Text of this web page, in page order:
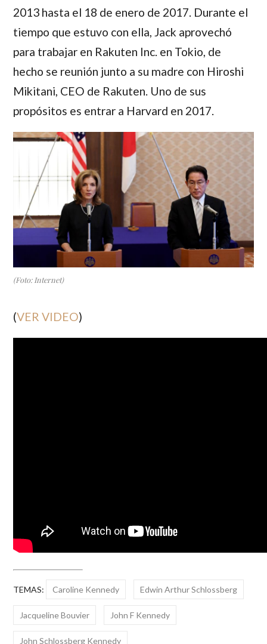
2013 hasta el 18 de enero de 2017. Durante el
tiempo que estuvo con ella, Jack aprovechó
para trabajar en Rakuten Inc. en Tokio, de
hecho se reunión junto a su madre con Hiroshi
Mikitani, CEO de Rakuten. Uno de sus
propósitos es entrar a Harvard en 2017.
(Foto: Internet)
(VER VIDEO)
TEMAS: Caroline Kennedy Edwin Arthur Schlossberg
Jacqueline Bouvier John F Kennedy
John Schlossberg Kennedy